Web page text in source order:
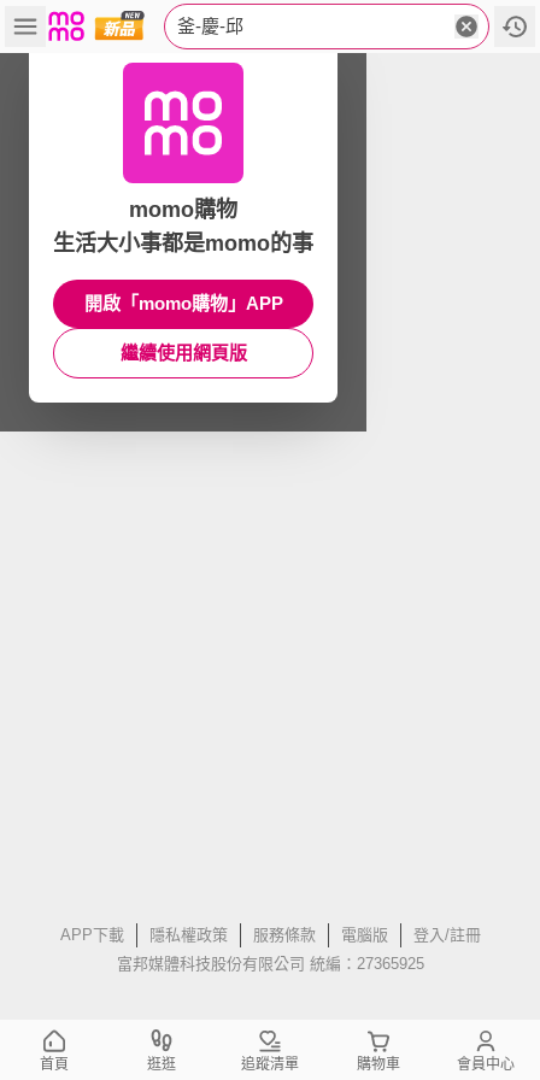
釜-慶-邱
APP下載 隱私權政策 服務條款 電腦版
登入/註冊
富邦媒體科技股份有限公司 統編：27365925
momo購物
生活大小事都是momo的事
開啟「momo購物」APP
繼續使用網頁版
首頁 逛逛 追蹤清單 購物車 會員中心